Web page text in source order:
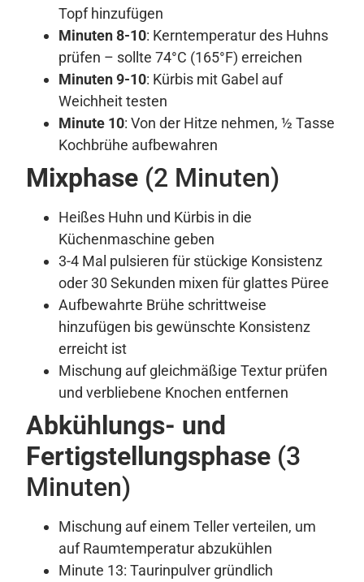
Topf hinzufügen
Minuten 8-10: Kerntemperatur des Huhns
prüfen – sollte 74°C (165°F) erreichen
Minuten 9-10: Kürbis mit Gabel auf
Weichheit testen
Minute 10: Von der Hitze nehmen, ½ Tasse
Kochbrühe aufbewahren
Mixphase (2 Minuten)
Heißes Huhn und Kürbis in die
Küchenmaschine geben
3-4 Mal pulsieren für stückige Konsistenz
oder 30 Sekunden mixen für glattes Püree
Aufbewahrte Brühe schrittweise
hinzufügen bis gewünschte Konsistenz
erreicht ist
Mischung auf gleichmäßige Textur prüfen
und verbliebene Knochen entfernen
Abkühlungs- und
Fertigstellungsphase (3
Minuten)
Mischung auf einem Teller verteilen, um
auf Raumtemperatur abzukühlen
Minute 13: Taurinpulver gründlich